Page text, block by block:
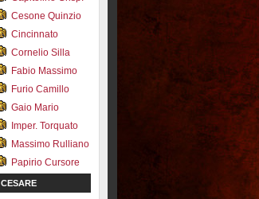
Cesone Quinzio
Cincinnato
Cornelio Silla
Fabio Massimo
Furio Camillo
Gaio Mario
Imper. Torquato
Massimo Rulliano
Papirio Cursore
CESARE